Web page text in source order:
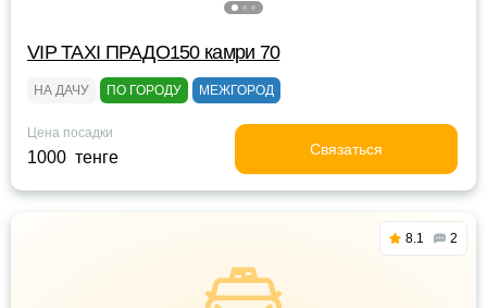
VIP TAXI ПРАДО150 камри 70
НА ДАЧУ ПО ГОРОДУ МЕЖГОРОД
Цена посадки
1000 тенге Связаться
8.1 2